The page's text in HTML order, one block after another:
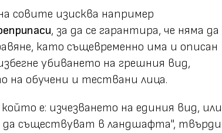
совите изисква например
, за да се гарантира, че няма да
като същевременно има и описан
убиването на грешния вид,
на обучени и тествани лица.
е: изчезването на единия вид, или
съществуват в ландшафта", твърди